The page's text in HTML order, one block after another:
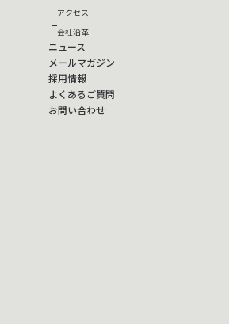
アクセス
会社沿革
ニュース
メールマガジン
採用情報
よくあるご質問
お問い合わせ